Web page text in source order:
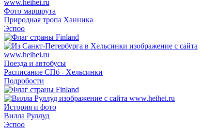
Фото маршрута
Природная тропа Ханника
Эспоо
Поезда и автобусы
Расписание СПб - Хельсинки
Подробости
История и фото
Вилла Руллуд
Эспоо